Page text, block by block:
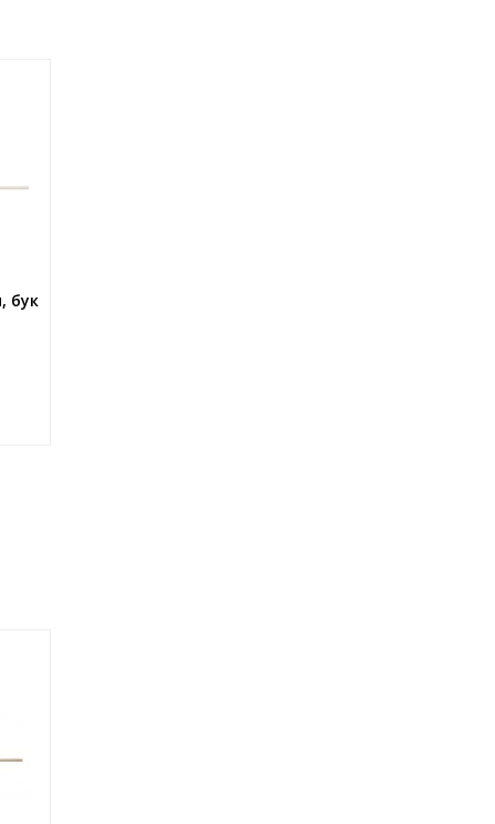
бук